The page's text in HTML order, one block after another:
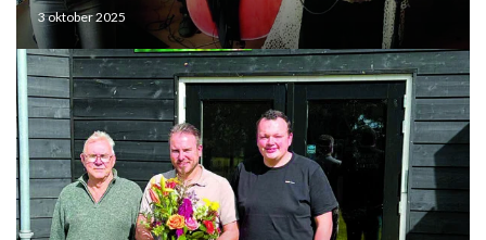
3 oktober 2025